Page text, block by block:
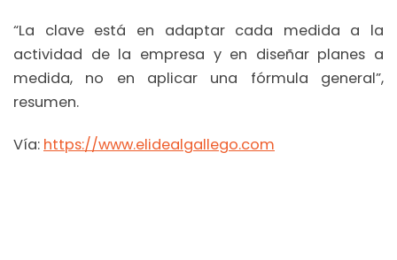
“La clave está en adaptar cada medida a la
actividad de la empresa y en diseñar planes a
medida, no en aplicar una fórmula general”,
resumen.
Vía: https://www.elidealgallego.com